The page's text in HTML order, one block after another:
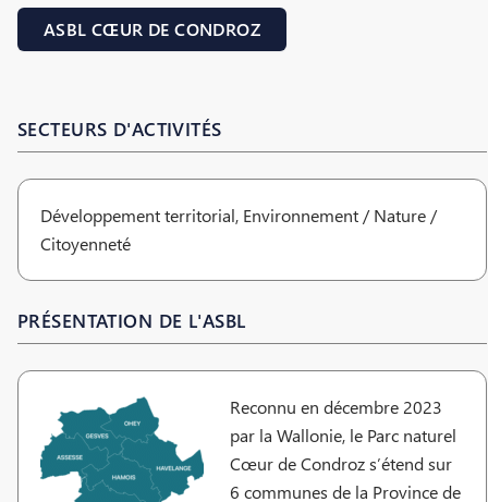
ASBL CŒUR DE CONDROZ
SECTEURS D'ACTIVITÉS
Développement territorial, Environnement / Nature /
Citoyenneté
PRÉSENTATION DE L'ASBL
Reconnu en décembre 2023
par la Wallonie, le Parc naturel
Cœur de Condroz s’étend sur
6 communes de la Province de